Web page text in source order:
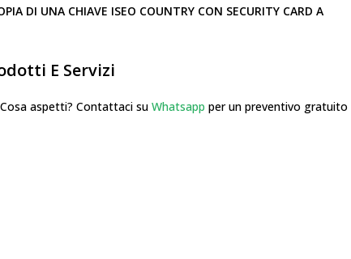
DI UNA CHIAVE ISEO COUNTRY CON SECURITY CARD A
E Servizi
Cosa aspetti? Contattaci su Whatsapp per un preventivo gratuito